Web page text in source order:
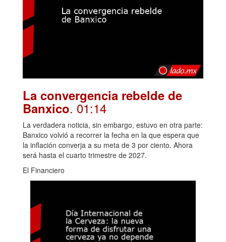
La convergencia rebelde de
Banxico. 01:14
La verdadera noticia, sin embargo, estuvo en otra parte:
Banxico volvió a recorrer la fecha en la que espera que
la inflación converja a su meta de 3 por ciento. Ahora
será hasta el cuarto trimestre de 2027.
El Financiero